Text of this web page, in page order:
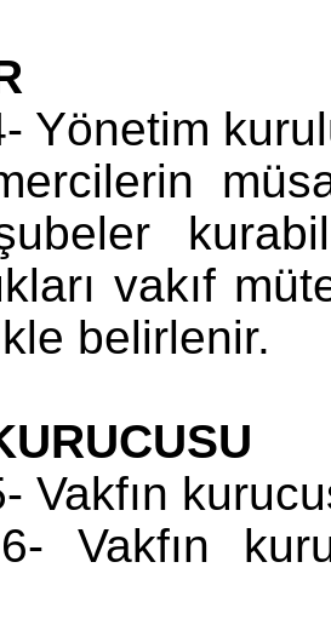
Yönetim
vakıf
belirlenir.
Vakfın
Vakfın